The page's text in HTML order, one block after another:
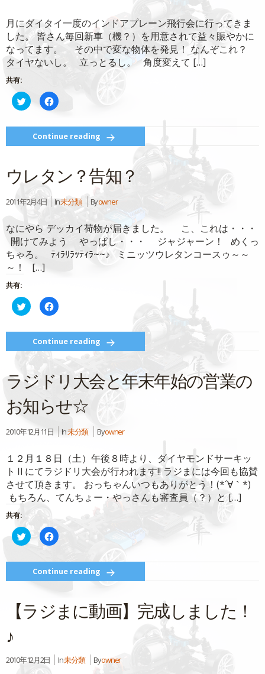
月にダイタイ一度のインドアプレーン飛行会に行ってきま
した。 皆さん毎回新車（機？）を用意されて益々賑やかに
なってます。 その中で変な物体を発見！ なんぞこれ？
タイヤないし。 立っとるし。 角度変えて […]
共有:
ク
リ
し
て
Twitter
で
し
い
ィ
ン
で
開
き
ま
す)
Facebook
で
す
る
に
は
ッ
ク
し
く
だ
(新
し
い
ウ
ィ
き
ま
す)
Continue reading
ウレタン？告知？
2011年2月4日 In未分類 Byowner
なにやら デッカイ荷物が届きました。 こ、これは・・・
開けてみよう やっぱし・・・ ジャジャーン！ めくっ
ちゃろ。 ﾃｨﾗﾘﾗｯﾃｨﾗ~~♪ ミニッツウレタンコースゥ～～
～！ […]
共有:
ク
リ
し
て
Twitter
で
共
有
(新
し
い
ウ
ィ
ン
ド
で
ま
す)
Facebook
で
す
る
に
は
ク
ッ
ク
く
だ
い
(新
し
ウ
ィ
ン
ド
ウ
で
開
き
Continue reading
ラジドリ大会と年末年始の営業の
お知らせ☆
2010年12月11日 In未分類 Byowner
１２月１８日（土）午後８時より、ダイヤモンドサーキッ
トⅡにてラジドリ大会が行われます!! ラジまには今回も協賛
させて頂きます。 おっちゃんいつもありがとう！(*´∀｀*)
もちろん、てんちょー・やっさんも審査員（？）と […]
共有:
ク
リ
し
て
Twitter
で
(新
し
い
で
Facebook
で
す
る
に
は
ッ
ク
し
い
(新
Continue reading
【ラジまに動画】完成しました！
♪
2010年12月2日 In未分類 Byowner